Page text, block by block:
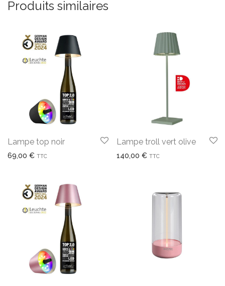
Produits similaires
Lampe top noir
69,00 € TTC
Lampe troll vert olive
140,00 € TTC